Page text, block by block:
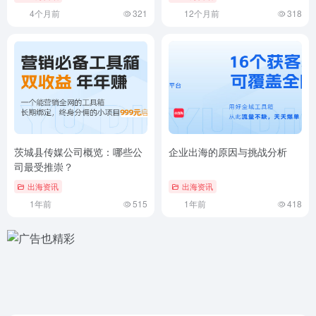
相关文章
跨国农业公司的可持续发展策
略
出海资讯
4个月前 321
普通人如何选择靠谱的劳务出
国途径？
出海资讯
12个月前 318